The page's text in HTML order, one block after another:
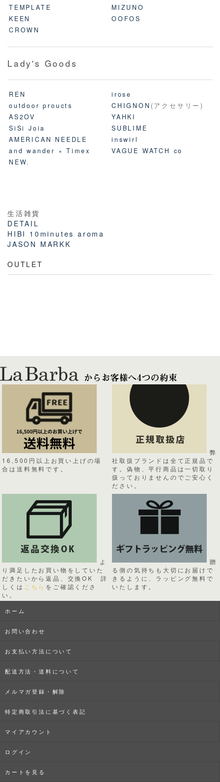
TEMPLATE
MIZUNO
KEEN
OOFOS
CROWN
Lady's Goods
REN
irose
outdoor proucts
CHIGNON (アクセサリー)
AS2OV
YAHKI
SiSi Joia
SUBLIME
AMERICAN NEEDLE
inswirl
and wander × Timex
VAGUE WATCH co
NEW.
生活雑貨
DETAIL
HIBI 10minutes aroma
JASON MARKK
OUTLET
16,500円以上お買い上げの場
合は送料無料です。
弊
社取扱ブランドは全て正規品で
す。偽物、平行商品は一切取り
扱っておりませんのでご安心く
ださい。
よ
り満足したお買い物をしていた
だきたいから返品、交換OK 詳
しくは こちら をご確認くださ
い。
贈
る側の気持ちも大切にお届けで
きるように、ラッピング無料で
いたします。
ホーム
お問い合わせ
お支払い方法について
配送方法・送料について
メルマガ登録・解除
特定商取引法に基づく表記
マイアカウント
ログイン
カートを見る